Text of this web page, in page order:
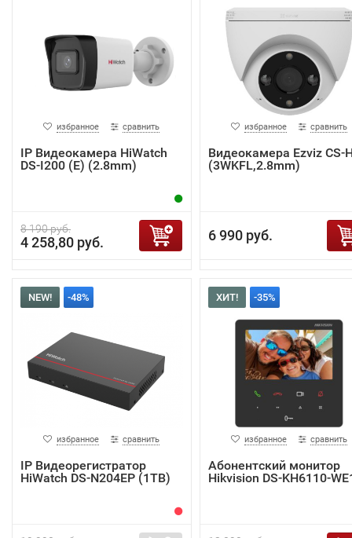
избранное сравнить
IP Видеокамера HiWatch
DS-I200 (E) (2.8mm)
8 190 руб.
4 258,80 руб.
избранное сравнить
Видеокамера Ezviz CS-
(3WKFL,2.8mm)
6 990 руб.
NEW! -48%
избранное сравнить
IP Видеорегистратор
HiWatch DS-N204EP (1TB)
ХИТ! -35%
избранное сравнить
Абонентский монитор
Hikvision DS-KH6110-